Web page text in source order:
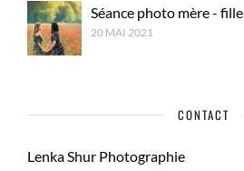
Séance photo mère - fille
20 MAI 2021
CONTACT
Lenka Shur Photographie